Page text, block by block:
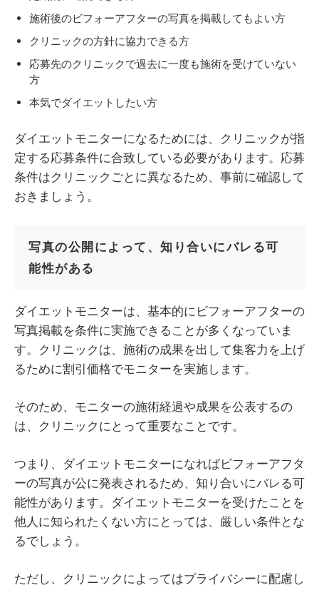
施術後のビフォーアフターの写真を掲載してもよい方
クリニックの方針に協力できる方
応募先のクリニックで過去に一度も施術を受けていない
方
本気でダイエットしたい方
ダイエットモニターになるためには、クリニックが指
定する応募条件に合致している必要があります。応募
条件はクリニックごとに異なるため、事前に確認して
おきましょう。
写真の公開によって、知り合いにバレる可
能性がある
ダイエットモニターは、基本的にビフォーアフターの
写真掲載を条件に実施できることが多くなっていま
す。クリニックは、施術の成果を出して集客力を上げ
るために割引価格でモニターを実施します。
そのため、モニターの施術経過や成果を公表するの
は、クリニックにとって重要なことです。
つまり、ダイエットモニターになればビフォーアフタ
ーの写真が公に発表されるため、知り合いにバレる可
能性があります。ダイエットモニターを受けたことを
他人に知られたくない方にとっては、厳しい条件とな
るでしょう。
ただし、クリニックによってはプライバシーに配慮し